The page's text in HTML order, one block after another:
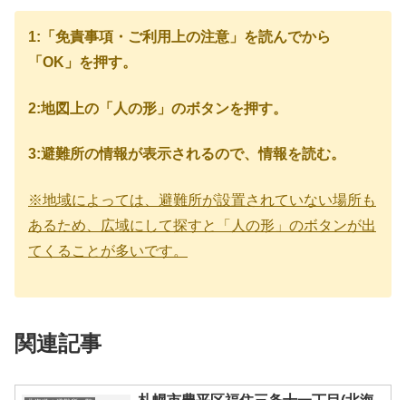
1:「免責事項・ご利用上の注意」を読んでから
「OK」を押す。
2:地図上の「人の形」のボタンを押す。
3:避難所の情報が表示されるので、情報を読む。
※地域によっては、避難所が設置されていない場所も
あるため、広域にして探すと「人の形」のボタンが出
てくることが多いです。
関連記事